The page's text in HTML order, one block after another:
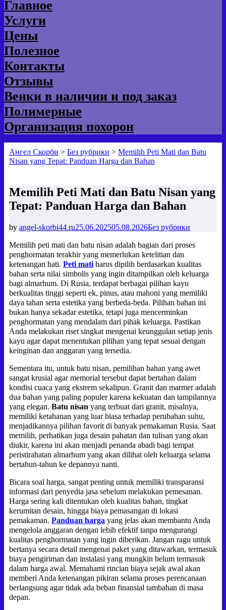
Главное
Услуги
Цены
Полезное
Контакты
Отзывы
Венки в наличии и под заказ
Полимерные
Организация похорон
Ангел Скорби > Без рубрики > Memilih Peti Mati dan Batu
Nisan yang Tepat: Panduan Harga dan Bahan
Memilih Peti Mati dan Batu Nisan yang
Tepat: Panduan Harga dan Bahan
by angel-skorbi44.ru25.06.202505.08.2026Без рубрики
Memilih peti mati dan batu nisan adalah bagian dari proses
penghormatan terakhir yang memerlukan ketelitian dan
ketenangan hati. Peti mati harus dipilih berdasarkan kualitas
bahan serta nilai simbolis yang ingin ditampilkan oleh keluarga
bagi almarhum. Di Rusia, terdapat berbagai pilihan kayu
berkualitas tinggi seperti ek, pinus, atau mahoni yang memiliki
daya tahan serta estetika yang berbeda-beda. Pilihan bahan ini
bukan hanya sekadar estetika, tetapi juga mencerminkan
penghormatan yang mendalam dari pihak keluarga. Pastikan
Anda melakukan riset singkat mengenai keunggulan setiap jenis
kayu agar dapat menentukan pilihan yang tepat sesuai dengan
keinginan dan anggaran yang tersedia.
Sementara itu, untuk batu nisan, pemilihan bahan yang awet
sangat krusial agar memorial tersebut dapat bertahan dalam
kondisi cuaca yang ekstrem sekalipun. Granit dan marmer adalah
dua bahan yang paling populer karena kekuatan dan tampilannya
yang elegan. Batu nisan yang terbuat dari granit, misalnya,
memiliki ketahanan yang luar biasa terhadap perubahan suhu,
menjadikannya pilihan favorit di banyak pemakaman Rusia. Saat
memilih, perhatikan juga desain pahatan dan tulisan yang akan
diukir, karena ini akan menjadi penanda abadi bagi tempat
peristirahatan almarhum yang akan dilihat oleh keluarga selama
bertahun-tahun ke depannya nanti.
Bicara soal harga, sangat penting untuk memiliki transparansi
informasi dari penyedia jasa sebelum melakukan pemesanan.
Harga sering kali ditentukan oleh kualitas bahan, tingkat
kerumitan desain, hingga biaya pemasangan di lokasi
pemakaman. Panduan harga yang jelas akan membantu Anda
mengelola anggaran dengan lebih efektif tanpa mengurangi
kualitas penghormatan yang ingin diberikan. Jangan ragu untuk
bertanya secara detail mengenai paket yang ditawarkan, termasuk
biaya pengiriman dan instalasi yang mungkin belum termasuk
dalam harga awal. Memahami rincian biaya sejak awal akan
memberi Anda ketenangan pikiran selama proses perencanaan
berlangsung agar tidak ada beban finansial tambahan di masa
depan.